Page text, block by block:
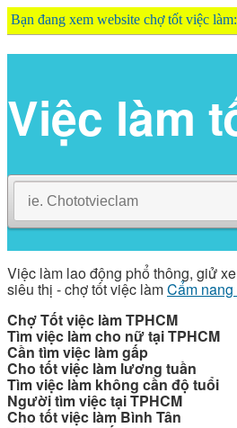
Bạn đang xem website chợ tốt việc làm: